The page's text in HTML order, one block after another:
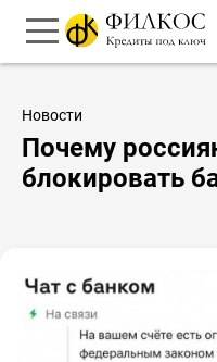
Новости
Почему
блокировать